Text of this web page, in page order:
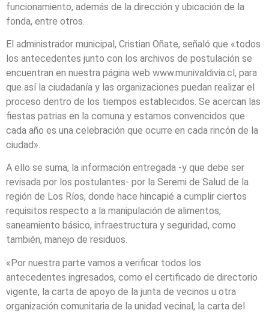
funcionamiento, además de la dirección y ubicación de la
fonda, entre otros.
El administrador municipal, Cristian Oñate, señaló que «todos
los antecedentes junto con los archivos de postulación se
encuentran en nuestra página web www.munivaldivia.cl, para
que así la ciudadanía y las organizaciones puedan realizar el
proceso dentro de los tiempos establecidos. Se acercan las
fiestas patrias en la comuna y estamos convencidos que
cada año es una celebración que ocurre en cada rincón de la
ciudad».
A ello se suma, la información entregada -y que debe ser
revisada por los postulantes- por la Seremi de Salud de la
región de Los Ríos, donde hace hincapié a cumplir ciertos
requisitos respecto a la manipulación de alimentos,
saneamiento básico, infraestructura y seguridad, como
también, manejo de residuos.
«Por nuestra parte vamos a verificar todos los
antecedentes ingresados, como el certificado de directorio
vigente, la carta de apoyo de la junta de vecinos u otra
organización comunitaria de la unidad vecinal, la carta del